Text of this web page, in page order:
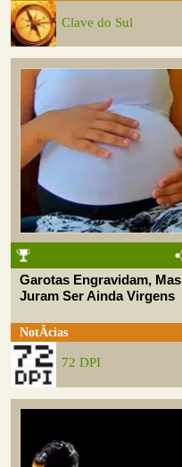
Clave do Sul
Garotas Engravidam, Mas
Juram Ser Ainda Virgens
NotÃ­cias
72 DPI